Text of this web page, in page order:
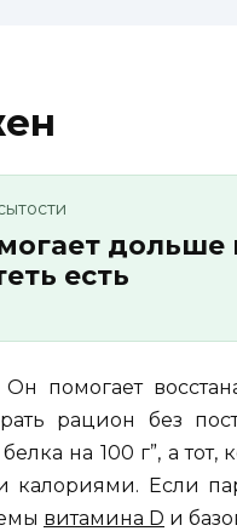
дольше
есть
помогает
рацион без
на 100 г”, а
Если
витамина D и